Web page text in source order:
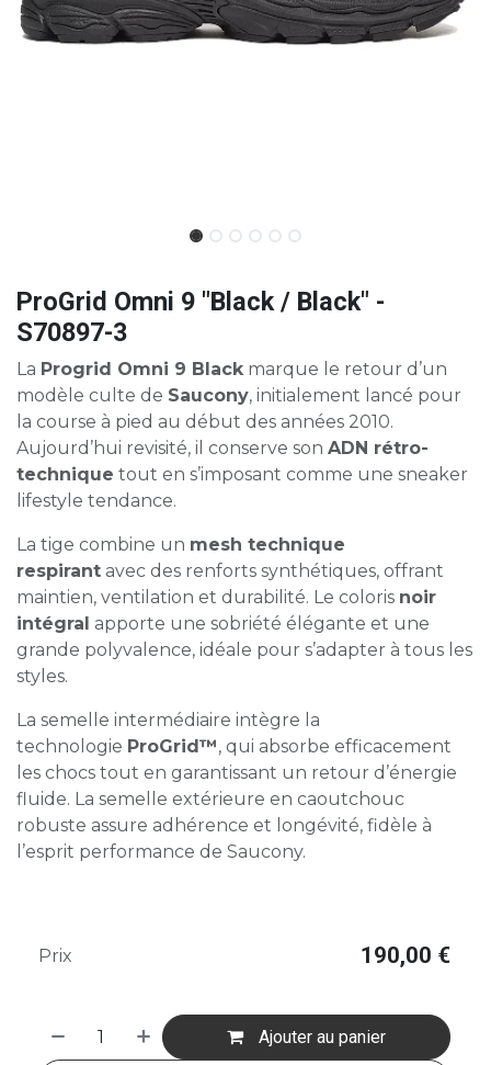
ProGrid Omni 9 "Black / Black" -
S70897-3
La Progrid Omni 9 Blackmarque le retour d’un
modèle culte de Saucony, initialement lancé pour
la course à pied au début des années 2010.
Aujourd’hui revisité, il conserve son ADN rétro-
technique tout en s’imposant comme une sneaker
lifestyle tendance.
La tige combine un mesh technique
respirant avec des renforts synthétiques, offrant
maintien, ventilation et durabilité. Le coloris noir
intégral apporte une sobriété élégante et une
grande polyvalence, idéale pour s’adapter à tous les
styles.
La semelle intermédiaire intègre la
technologie ProGrid™, qui absorbe efficacement
les chocs tout en garantissant un retour d’énergie
fluide. La semelle extérieure en caoutchouc
robuste assure adhérence et longévité, fidèle à
l’esprit performance de Saucony.
Ajouter au panier
Prix 190,00 €